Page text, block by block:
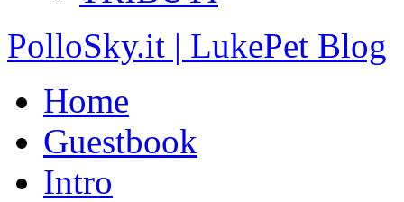
PolloSky.it | LukePet Blog
Home
Guestbook
Intro